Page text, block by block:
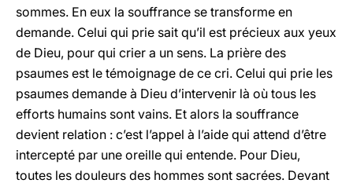
sommes. En eux la souffrance se transforme en
demande. Celui qui prie sait qu’il est précieux aux yeux
de Dieu, pour qui crier a un sens. La prière des
psaumes est le témoignage de ce cri. Celui qui prie les
psaumes demande à Dieu d’intervenir là où tous les
efforts humains sont vains. Et alors la souffrance
devient relation : c’est l’appel à l’aide qui attend d’être
intercepté par une oreille qui entende. Pour Dieu,
toutes les douleurs des hommes sont sacrées. Devant